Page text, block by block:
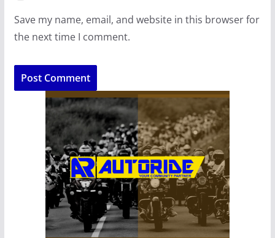
Save my name, email, and website in this browser for
the next time I comment.